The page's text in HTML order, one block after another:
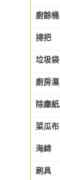
廚餘桶
掃把
垃圾袋
廚房
除塵
菜瓜布
海綿
刷具